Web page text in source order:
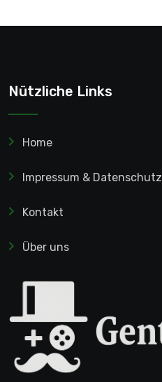
Nützliche Links
Home
Impressum & Datenschutz
Kontakt
Über uns